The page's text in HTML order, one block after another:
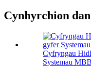
Cynhyrchion
Cyfryngau
Systemau